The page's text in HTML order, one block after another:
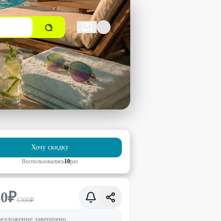
Хочу скидку
Воспользовались10раз
₽1300₽
завершено